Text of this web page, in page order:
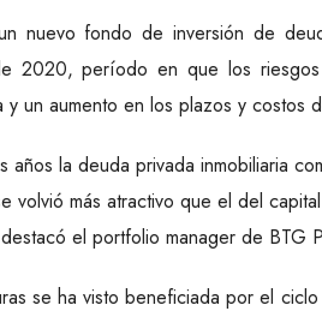
nuevo fondo de inversión de
2020, período en que los
un aumento en los plazos y costos
años la deuda privada inmobiliaria
volvió más atractivo que el del
el portfolio manager de BTG
se ha visto beneficiada por el